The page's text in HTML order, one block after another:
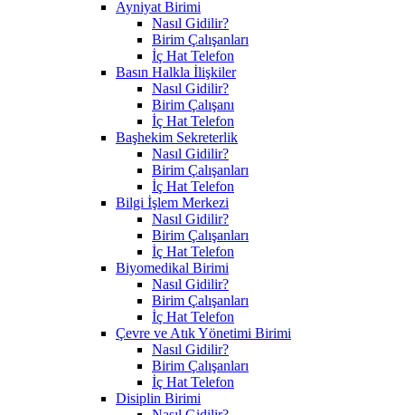
Ayniyat Birimi
Nasıl Gidilir?
Birim Çalışanları
İç Hat Telefon
Basın Halkla İlişkiler
Nasıl Gidilir?
Birim Çalışanı
İç Hat Telefon
Başhekim Sekreterlik
Nasıl Gidilir?
Birim Çalışanları
İç Hat Telefon
Bilgi İşlem Merkezi
Nasıl Gidilir?
Birim Çalışanları
İç Hat Telefon
Biyomedikal Birimi
Nasıl Gidilir?
Birim Çalışanları
İç Hat Telefon
Çevre ve Atık Yönetimi Birimi
Nasıl Gidilir?
Birim Çalışanları
İç Hat Telefon
Disiplin Birimi